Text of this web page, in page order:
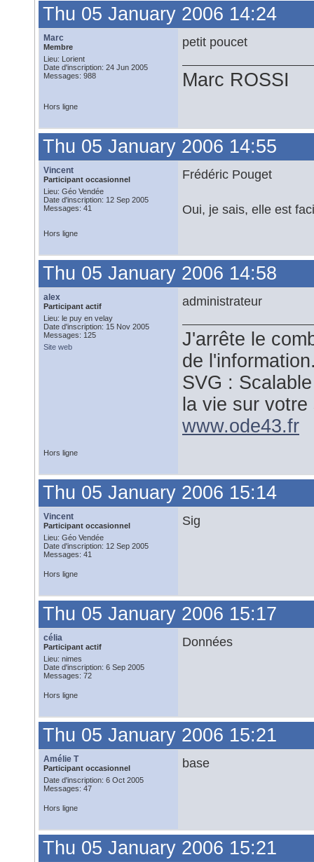
Thu 05 January 2006 14:24
Marc
Membre
Lieu: Lorient
Date d'inscription: 24 Jun 2005
Messages: 988
petit poucet
Marc ROSSI
Hors ligne
Thu 05 January 2006 14:55
Vincent
Participant occasionnel
Lieu: Géo Vendée
Date d'inscription: 12 Sep 2005
Messages: 41
Frédéric Pouget
Oui, je sais, elle est
Hors ligne
Thu 05 January 2006 14:58
alex
Participant actif
Lieu: le puy en velay
Date d'inscription: 15 Nov 2005
Messages: 125
Site web
administrateur
J'arrête le
de
SVG :
la vie sur
www.ode43.fr
Hors ligne
Thu 05 January 2006 15:14
Vincent
Participant occasionnel
Lieu: Géo Vendée
Date d'inscription: 12 Sep 2005
Messages: 41
Sig
Hors ligne
Thu 05 January 2006 15:17
célia
Participant actif
Lieu: nimes
Date d'inscription: 6 Sep 2005
Messages: 72
Données
Hors ligne
Thu 05 January 2006 15:21
Amélie T
Participant occasionnel
Date d'inscription: 6 Oct 2005
Messages: 47
base
Hors ligne
Thu 05 January 2006 15:21